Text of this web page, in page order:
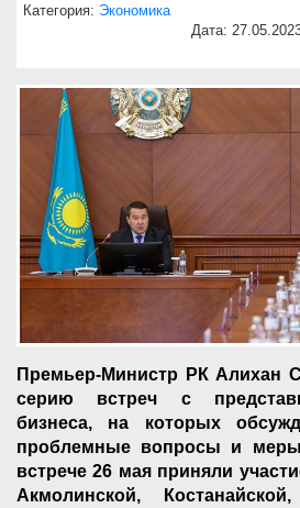
Категория: Экономика
Дата:
Премьер-Министр РК Алихан
серию встреч с
бизнеса, на которых
проблемные вопросы и
встрече 26 мая приняли
Акмолинской,